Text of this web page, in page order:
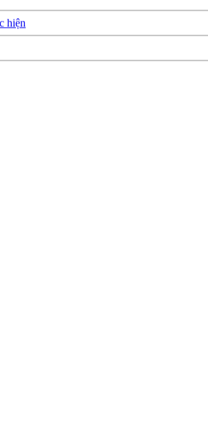
dụng Quỹ hỗ trợ đầu tư
triển Hệ thống thông tin quốc gia về đầu tư